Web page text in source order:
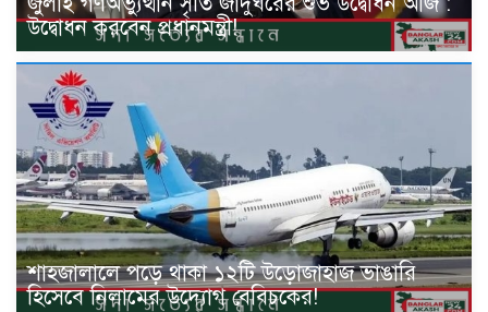
উদ্বোধন করবেন প্রধানমন্ত্রী!
শাহজালালে পড়ে থাকা ১২টি উড়োজাহাজ ভাঙারি
হিসেবে নিলামের উদ্যোগ বেবিচকের!